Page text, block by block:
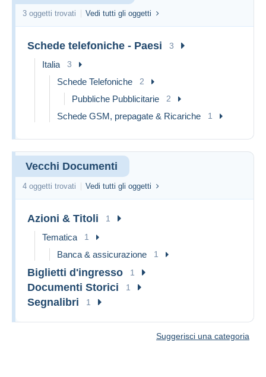
3 oggetti trovati Vedi tutti gli oggetti
Schede telefoniche - Paesi 3
Italia 3
Schede Telefoniche 2
Pubbliche Pubblicitarie 2
Schede GSM, prepagate & Ricariche 1
Vecchi Documenti
4 oggetti trovati Vedi tutti gli oggetti
Azioni & Titoli 1
Tematica 1
Banca & assicurazione 1
Biglietti d'ingresso 1
Documenti Storici 1
Segnalibri 1
Suggerisci una categoria